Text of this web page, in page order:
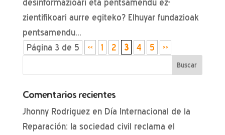
zientifikoari aurre egiteko? Elhuyar fundazioak
pentsamendu...
Página 3 de 5
« 1 2 3 4 5 »
Comentarios recientes
Jhonny Rodriguezen Día Internacional de la
Reparación: la sociedad civil reclama el